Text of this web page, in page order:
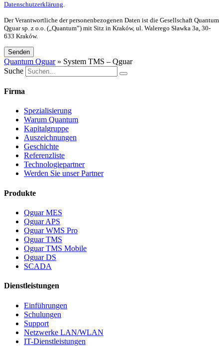
Datenschutzerklärung
Der Verantwortliche der personenbezogenen Daten ist die Gesellschaft Quantum
Qguar sp. z o.o. („Quantum”) mit Sitz in Kraków, ul. Walerego Sławka 3a, 30-
633 Kraków.
Senden
Quantum Qguar» System TMS – Qguar
Suche
Firma
Spezialisierung
Warum Quantum
Kapitalgruppe
Auszeichnungen
Geschichte
Referenzliste
Technologiepartner
Werden Sie unser Partner
Produkte
Qguar MES
Qguar APS
Qguar WMS Pro
Qguar TMS
Qguar TMS Mobile
Qguar DS
SCADA
Dienstleistungen
Einführungen
Schulungen
Support
Netzwerke LAN/WLAN
IT-Dienstleistungen